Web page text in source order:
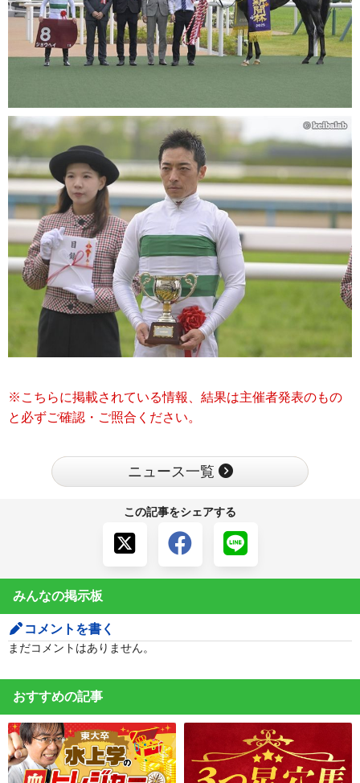
※こちらに掲載されている情報、結果は主催者発表のもの
と必ずご確認・ご照合ください。
ニュース一覧
この記事をシェアする
みんなの掲示板
コメントを書く
まだコメントはありません。
おすすめの記事